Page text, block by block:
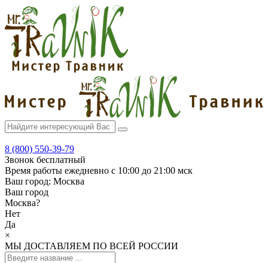
8 (800) 550-39-79
Звонок бесплатный
Время работы ежедневно с 10:00 до 21:00 мск
Ваш город: Москва
Ваш город
Москва?
Нет
Да
×
МЫ ДОСТАВЛЯЕМ ПО ВСЕЙ РОССИИ